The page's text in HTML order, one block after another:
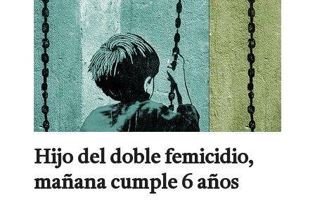
Hijo del doble femicidio,
mañana cumple 6 años